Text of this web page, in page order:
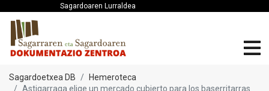
Sagardoaren Lurraldea
Sagardoetxea DB
Hemeroteca
Astigarraga elige un mercado cubierto para los baserritarras